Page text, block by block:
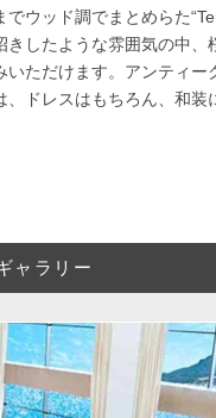
でウッド調でまとめらた
きしたような雰囲気の中、
いただけます。アンティー
ドレスはもちろん、和装
ャラリー